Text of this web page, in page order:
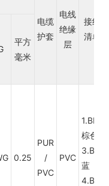
电缆
护套
电线
绝缘
层
接线
清单
平方
毫米
0.25
PUR
/
PVC
PVC
1.BN
棕色
3.BU
蓝
4.BK